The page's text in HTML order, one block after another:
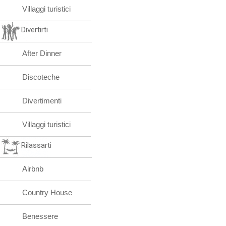
Villaggi turistici
Divertirti
After Dinner
Discoteche
Divertimenti
Villaggi turistici
Rilassarti
Airbnb
Country House
Benessere